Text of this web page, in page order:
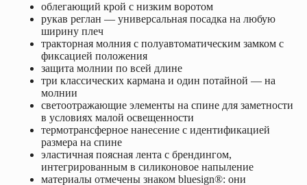
облегающий крой с низким воротом
рукав реглан — универсальная посадка на любую
ширину плеч
тракторная молния с полуавтоматическим замком с
фиксацией положения
защита молнии по всей длине
три классических кармана и один потайной — на
молнии
светоотражающие элементы на спине для заметности
в условиях малой освещенности
термотрансферное нанесение с идентификацией
размера на спине
эластичная поясная лента с брендингом,
интегрированным в силиконовое напыление
материалы отмечены знаком bluesign®: они